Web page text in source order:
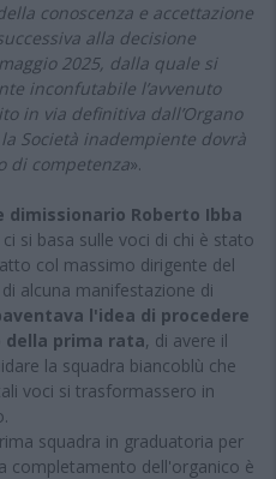
conoscenza e accettazione
alla decisione
2025, dalla quale si
inconfutabile l’avvenuto
in via definitiva dall’Organo
Società inadempiente dovrà
di competenza».
dimissionario Roberto Ibba
si basa sulle voci di chi è stato
col massimo dirigente del
alcuna manifestazione di
l'idea di procedere
prima rata, di avere il
la squadra biancoblù che
voci si trasformassero in
squadra in graduatoria per
completamento dell'organico è